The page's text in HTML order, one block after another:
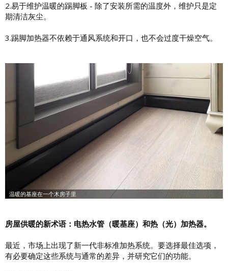
2.易于维护温暖的踢脚板 - 除了安装所需的温度外，维护只是定
期清洁灰尘。
3.踢脚加热器不依赖于通风系统和开口，也不会过度干燥空气。
房屋供暖的新术语：电热水管（暖基座）和热（光）加热器。
最近，市场上出现了新一代非标准加热系统。要选择最佳选项，
有必要确定这些系统与通常的差异，并研究它们的功能。